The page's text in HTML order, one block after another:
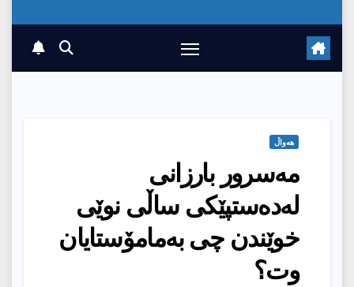
هەواڵ
مه‌سرور بارزانى
له‌ده‌ستپێكى ساڵى نوێى
خوێندن چى به‌مامۆستایان
وت؟